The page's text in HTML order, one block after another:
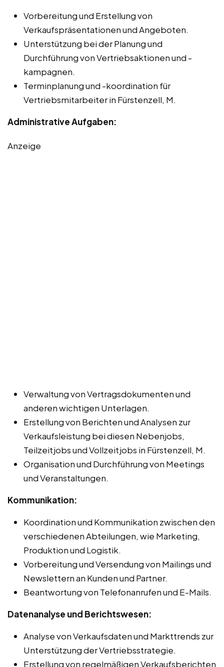
Vorbereitung und Erstellung von
Verkaufspräsentationen und Angeboten.
Unterstützung bei der Planung und
Durchführung von Vertriebsaktionen und -
kampagnen.
Terminplanung und -koordination für
Vertriebsmitarbeiter in Fürstenzell, M.
Administrative Aufgaben:
Anzeige
Verwaltung von Vertragsdokumenten und
anderen wichtigen Unterlagen.
Erstellung von Berichten und Analysen zur
Verkaufsleistung bei diesen Nebenjobs,
Teilzeitjobs und Vollzeitjobs in Fürstenzell, M.
Organisation und Durchführung von Meetings
und Veranstaltungen.
Kommunikation:
Koordination und Kommunikation zwischen den
verschiedenen Abteilungen, wie Marketing,
Produktion und Logistik.
Vorbereitung und Versendung von Mailings und
Newslettern an Kunden und Partner.
Beantwortung von Telefonanrufen und E-Mails.
Datenanalyse und Berichtswesen:
Analyse von Verkaufsdaten und Markttrends zur
Unterstützung der Vertriebsstrategie.
Erstellung von regelmäßigen Verkaufsberichten